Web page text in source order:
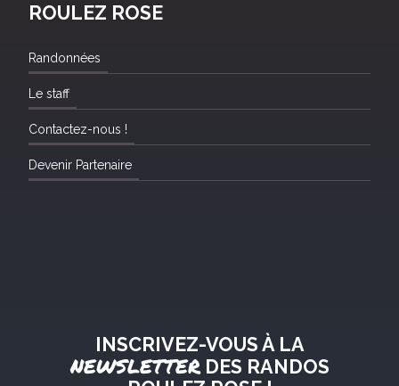
ROULEZ ROSE
Randonnées
Le staff
Contactez-nous !
Devenir Partenaire
INSCRIVEZ-VOUS À LA
NEWSLETTERDES RANDOS